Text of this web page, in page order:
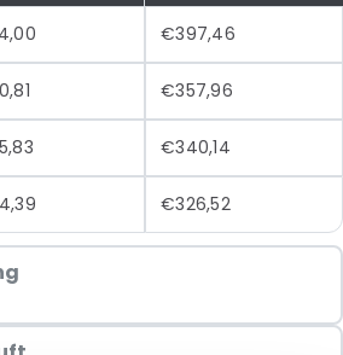
€397,46
€357,96
€340,14
€326,52